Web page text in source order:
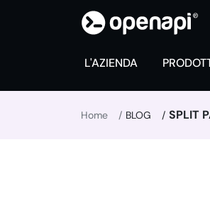
L'AZIENDA
Home BLOG SPLIT